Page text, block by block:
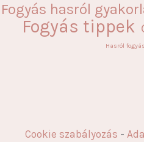
Fogyás hasról
Fogyás tippek
Hasról
Cookie szabályozás -